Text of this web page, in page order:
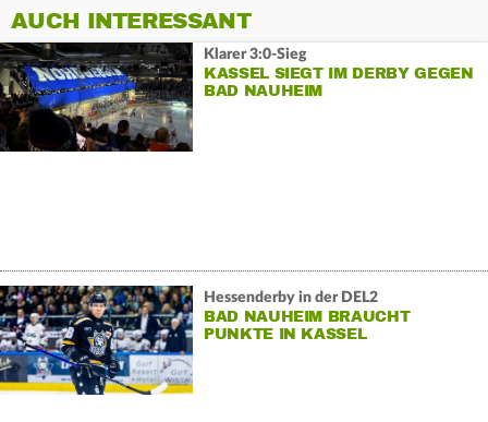
AUCH INTERESSANT
Klarer 3:0-Sieg
KASSEL SIEGT IM DERBY GEGEN
BAD NAUHEIM
Hessenderby in der DEL2
BAD NAUHEIM BRAUCHT
PUNKTE IN KASSEL